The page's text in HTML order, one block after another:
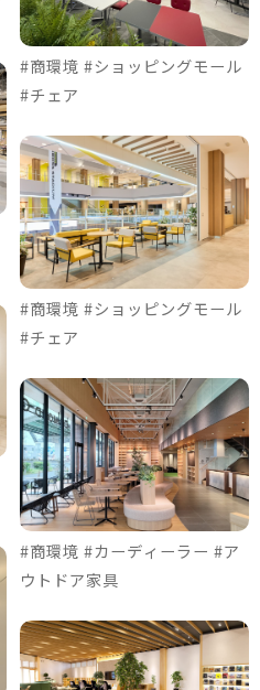
#商環境 #ショッピングモール
#チェア
#商環境 #ショッピングモール
#チェア
#商環境 #カーディーラー #ア
ウトドア家具